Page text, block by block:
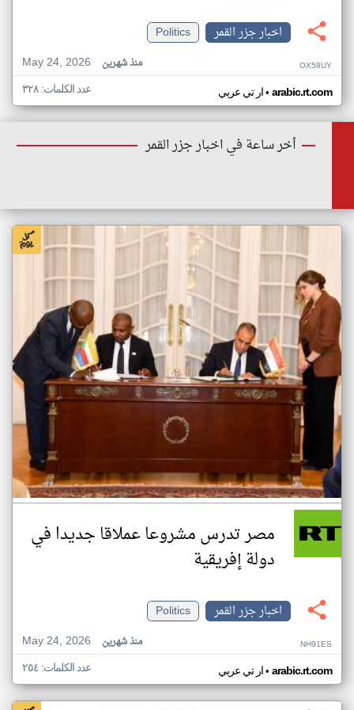
اخبار جزر القمر
Politics
May 24, 2026
منذ شهرين OX58UY
ار تي عربي• arabic.rt.com عدد الكلمات: ٣٢٨
أخر ساعة في اخبار جزر القمر
مصر تدرس مشروعا عملاقا جديدا في
دولة إفريقية
اخبار جزر القمر
Politics
May 24, 2026
منذ شهرين NH91ES
ار تي عربي• arabic.rt.com عدد الكلمات: ٢٥٤